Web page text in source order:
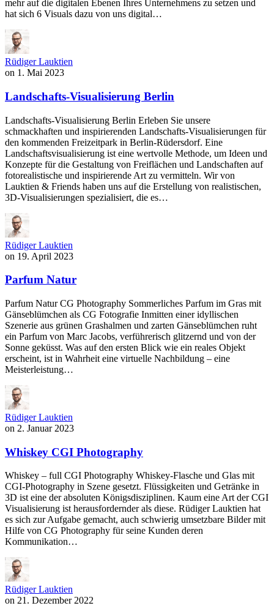
mehr auf die digitalen Ebenen Ihres Unternehmens zu setzen und
hat sich 6 Visuals dazu von uns digital…
Rüdiger Lauktien
on 1. Mai 2023
Landschafts-Visualisierung Berlin
Landschafts-Visualisierung Berlin Erleben Sie unsere
schmackhaften und inspirierenden Landschafts-Visualisierungen für
den kommenden Freizeitpark in Berlin-Rüdersdorf. Eine
Landschaftsvisualisierung ist eine wertvolle Methode, um Ideen und
Konzepte für die Gestaltung von Freiflächen und Landschaften auf
fotorealistische und inspirierende Art zu vermitteln. Wir von
Lauktien & Friends haben uns auf die Erstellung von realistischen,
3D-Visualisierungen spezialisiert, die es…
Rüdiger Lauktien
on 19. April 2023
Parfum Natur
Parfum Natur CG Photography Sommerliches Parfum im Gras mit
Gänseblümchen als CG Fotografie Inmitten einer idyllischen
Szenerie aus grünen Grashalmen und zarten Gänseblümchen ruht
ein Parfum von Marc Jacobs, verführerisch glitzernd und von der
Sonne geküsst. Was auf den ersten Blick wie ein reales Objekt
erscheint, ist in Wahrheit eine virtuelle Nachbildung – eine
Meisterleistung…
Rüdiger Lauktien
on 2. Januar 2023
Whiskey CGI Photography
Whiskey – full CGI Photography Whiskey-Flasche und Glas mit
CGI-Photography in Szene gesetzt. Flüssigkeiten und Getränke in
3D ist eine der absoluten Königsdisziplinen. Kaum eine Art der CGI
Visualisierung ist herausfordernder als diese. Rüdiger Lauktien hat
es sich zur Aufgabe gemacht, auch schwierig umsetzbare Bilder mit
Hilfe von CG Photography für seine Kunden deren
Kommunikation…
Rüdiger Lauktien
on 21. Dezember 2022